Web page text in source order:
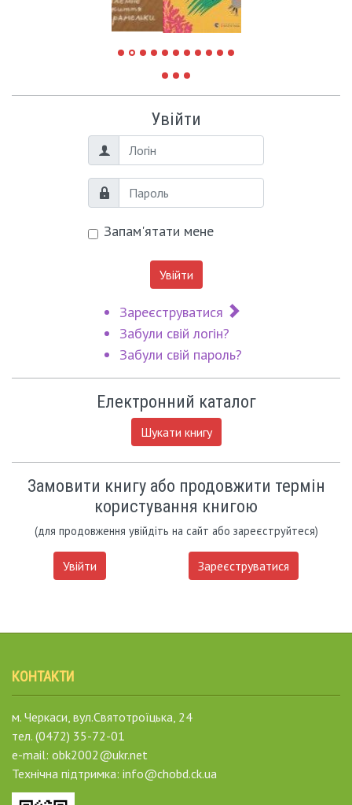
Увійти
Логін
Пароль
Запам'ятати мене
Увійти
Зареєструватися
Забули свій логін?
Забули свій пароль?
Електронний каталог
Шукати книгу
Замовити книгу або продовжити термін
користування книгою
(для продовження увійдіть на сайт або зареєструйтеся)
Увійти Зареєструватися
КОНТАКТИ
м. Черкаси, вул.Святотроїцька, 24
тел. (0472) 35-72-01
e-mail: obk2002@ukr.net
Технічна підтримка: info@chobd.ck.ua